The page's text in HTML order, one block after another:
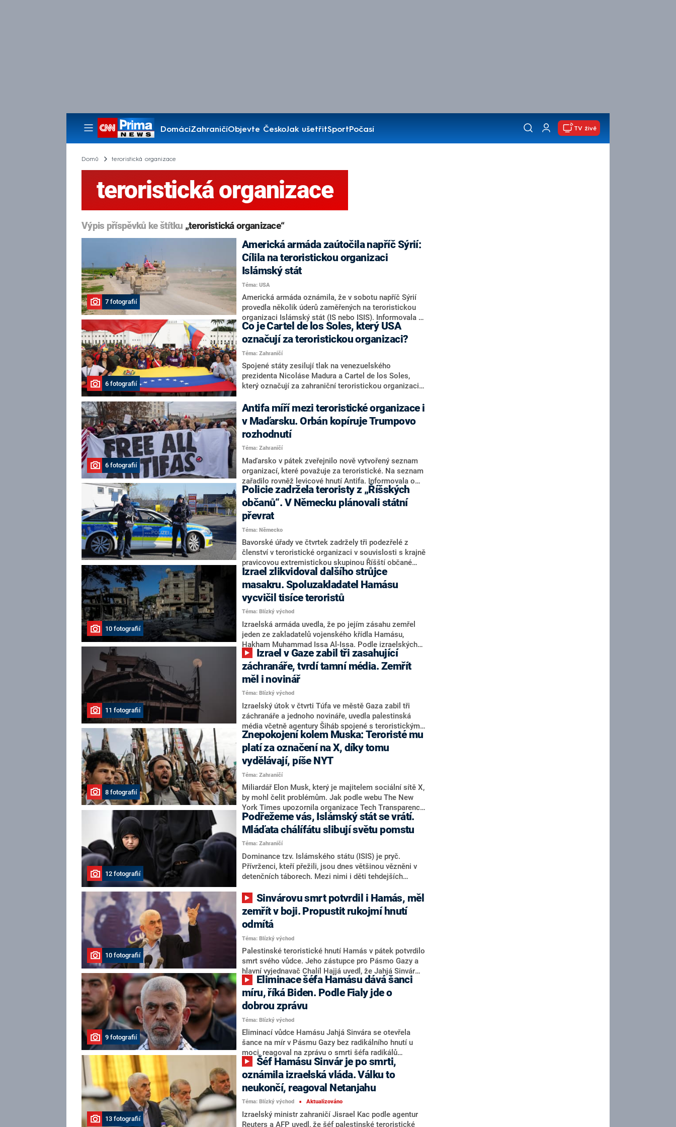
DomácíZahraničíObjevte ČeskoJak ušetřitSportPočasí
Pořady
TV živě
Domů teroristická organizace
teroristická organizace
Výpis příspěvků ke štítku „teroristická organizace“
7 fotografií
Americká armáda zaútočila napříč Sýrií:
Cílila na teroristickou organizaci
Islámský stát
Téma: USA
Americká armáda oznámila, že v sobotu napříč Sýrií
provedla několik úderů zaměřených na teroristickou
organizaci Islámský stát (IS nebo ISIS). Informovala o
tom agentura Reuters. Armáda nesdělila, zda při
úderech někdo zahynul.
6 fotografií
Co je Cartel de los Soles, který USA
označují za teroristickou organizaci?
Téma: Zahraničí
Spojené státy zesilují tlak na venezuelského
prezidenta Nicoláse Madura a Cartel de los Soles,
který označují za zahraniční teroristickou organizaci.
zásahům proti skupině, o jejíž samotné existenci se
však vedou spory. Podle USA i řady expertů však jde o
systém hluboké korupce sahající až do nejvyšších
pater venezuelské moci, píše BBC.
6 fotografií
Antifa míří mezi teroristické organizace i
v Maďarsku. Orbán kopíruje Trumpovo
rozhodnutí
Téma: Zahraničí
Maďarsko v pátek zveřejnilo nově vytvořený seznam
organizací, které považuje za teroristické. Na seznam
zařadilo rovněž levicové hnutí Antifa. Informovala o
tom agentura AFP. Maďarský krok přichází poté, co
americký prezident Donald Trump v pondělí podepsal
nařízení, kterým hnutí Antifa oficiálně označil za
„domácí teroristickou organizaci“.
Policie zadržela teroristy z „Říšských
občanů“. V Německu plánovali státní
převrat
Téma: Německo
Bavorské úřady ve čtvrtek zadržely tři podezřelé z
členství v teroristické organizaci v souvislosti s krajně
pravicovou extremistickou skupinou Říšští občané
(Reichsbürger). Oznámila to ve čtvrtek podle agentury
DPA prokuratura v Mnichově. Jiní členové skupiny už v
zemi stojí před soudem kvůli údajné přípravě státního
převratu.
10 fotografií
Izrael zlikvidoval dalšího strůjce
masakru. Spoluzakladatel Hamásu
vycvičil tisíce teroristů
Téma: Blízký východ
Izraelská armáda uvedla, že po jejím zásahu zemřel
jeden ze zakladatelů vojenského křídla Hamásu,
Hakham Muhammad Issa Al-Issa. Podle izraelských
činitelů šlo o jednoho z posledních vysokých velitelů
teroristické organizace před útokem ze 7. října 2023.
Issa se na plánech tohoto masakru podílel a stále
zůstával v Gaze.
11 fotografií
záchranáře, tvrdí tamní média. Zemřít
měl i novinář
Téma: Blízký východ
Izraelský útok v čtvrti Túfa ve městě Gaza zabil tři
záchranáře a jednoho novináře, uvedla palestinská
média včetně agentury Šiháb spojené s teroristickým
hnutím Hamás. Izrael věc dosud nekomentoval.
8 fotografií
Znepokojení kolem Muska: Teroristé mu
platí za označení na X, díky tomu
vydělávají, píše NYT
Téma: Zahraničí
Miliardář Elon Musk, který je majitelem sociální sítě X,
by mohl čelit problémům. Jak podle webu The New
York Times upozornila organizace Tech Transparency
Project, jeho společnost přijímá platby z účtů, které
jsou spojovány s teroristickými organizacemi. K tomu
navíc dochází i přesto, že organizace na platby
upozorňovala již minulý rok.
12 fotografií
Podřežeme vás, Islámský stát se vrátí.
Mláďata chálífátu slibují světu pomstu
Téma: Zahraničí
Dominance tzv. Islámského státu (ISIS) je pryč.
Přívrženci, kteří přežili, jsou dnes většinou vězněni v
detenčních táborech. Mezi nimi i děti tehdejších
ISIS v dobrém a v reportáži Sky News z uprchlického
tábora al-Hol dokonce slibují, že se vrátí a své
nepřátele povraždí. Podle velitele jednotek, které tábor
hlídají, jde o „mláďata chálífátu“.
10 fotografií
zemřít v boji. Propustit rukojmí hnutí
odmítá
Téma: Blízký východ
Palestinské teroristické hnutí Hamás v pátek potvrdilo
smrt svého vůdce. Jeho zástupce pro Pásmo Gazy a
hlavní vyjednavač Chalíl Hajjá uvedl, že Jahjá Sinvár
byl zabit v boji. V televizním vystoupení současně
prohlásil, že Hamás přesto nepropustí zadržované
izraelské rukojmí, dokud nebude uzavřeno příměří v
Pásmu Gazy. Informovaly o tom světové agentury.
9 fotografií
míru, říká Biden. Podle Fialy jde o
dobrou zprávu
Téma: Blízký východ
Eliminací vůdce Hamásu Jahjá Sinvára se otevřela
šance na mír v Pásmu Gazy bez radikálního hnutí u
moci, reagoval na zprávu o smrti šéfa radikálů
americký prezident Joe Biden. Zdůraznil také, že
Hamás teď není schopen opakovat svůj útok na jižní
Izrael z loňského října. Hlava Bílého domu chce jednat
s izraelským premiérem Benjaminem Netanjahuem o
ukončení bojů a osvobození rukojmí. Na smrt Sinvára
reagovali i další světoví politici. Podle českého
premiéra Petra Fialy (ODS) je zabití vůdce Hamásu
13 fotografií
oznámila izraelská vláda. Válku to
neukončí, reagoval Netanjahu
Téma: Blízký východ ■ Aktualizováno
Izraelský ministr zahraničí Jisrael Kac podle agentur
Reuters a AFP uvedl, že šéf palestinské teroristické